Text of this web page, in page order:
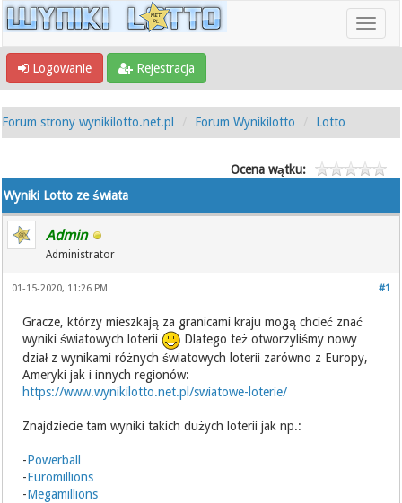
Logowanie Rejestracja
Forum strony wynikilotto.net.pl Forum Wynikilotto Lotto
Ocena wątku:
Wyniki Lotto ze świata
Admin
Administrator
#1
01-15-2020, 11:26 PM
Gracze, którzy mieszkają za granicami kraju mogą chcieć znać
wyniki światowych loterii
Dlatego też otworzyliśmy nowy
dział z wynikami różnych światowych loterii zarówno z Europy,
Ameryki jak i innych regionów:
https://www.wynikilotto.net.pl/swiatowe-loterie/
Znajdziecie tam wyniki takich dużych loterii jak np.:
-Powerball
-Euromillions
-Megamillions